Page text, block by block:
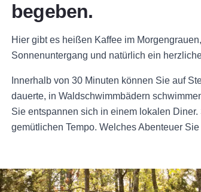
begeben.
Hier gibt es heißen Kaffee im
Sonnenuntergang und natürlich ein
Innerhalb von 30 Minuten können Sie auf
dauerte, in Waldschwimmbädern
Sie entspannen sich in einem lokalen
gemütlichen Tempo. Welches Abenteuer